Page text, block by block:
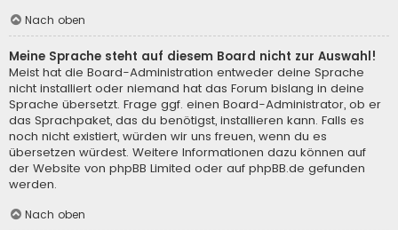
Nach oben
Meine Sprache steht auf diesem Board nicht zur Auswahl!
Meist hat die Board-Administration entweder deine Sprache
nicht installiert oder niemand hat das Forum bislang in deine
Sprache übersetzt. Frage ggf. einen Board-Administrator, ob er
das Sprachpaket, das du benötigst, installieren kann. Falls es
noch nicht existiert, würden wir uns freuen, wenn du es
übersetzen würdest. Weitere Informationen dazu können auf
der Website von phpBB Limited oder auf phpBB.de gefunden
werden.
Nach oben